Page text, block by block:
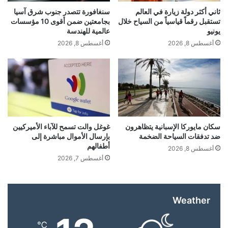
وبالرغم من إعلان الرئيس السوري أحمد الشرع يوم الأحد
توقيع اتفاق مع “قسد” يقضي بوقف شامل لإطلاق النار
واندماجها الكامل ضمن مؤسسات الدولة السورية، ولا
سيما الجيش والأجهزة الأمنية، وبسط سيادة الدولة على
مناطق شمال وشرق البلاد، ما لقي ترحيبا عربيا ودوليا
واسعا، خاصة بعد الاشتباكات العنيفة التي شهدها شمال
شرق سوريا مؤخرا، إلا أن الاشتباكات استمرت الاثنين،
ع
ا
ثاني أكثر دولة زيارة في العالم
تستقبل رقماً قياسياً من السياح خلال
يونيو
أغسطس 8, 2026
سنغافورة تتصدر جنوب شرق آسيا
بجامعتين ضمن أقوى 10 مؤسسات
عالمية للهندسة
أغسطس 8, 2026
سكان مايوركا الإسبانية يتظاهرون
ضد تدفقات السياحة الضخمة
أغسطس 8, 2026
غوغل والت تسمح للآباء الأميركيين
بإرسال الأموال مباشرة إلى
أطفالهم
أغسطس 7, 2026
Weather
℃